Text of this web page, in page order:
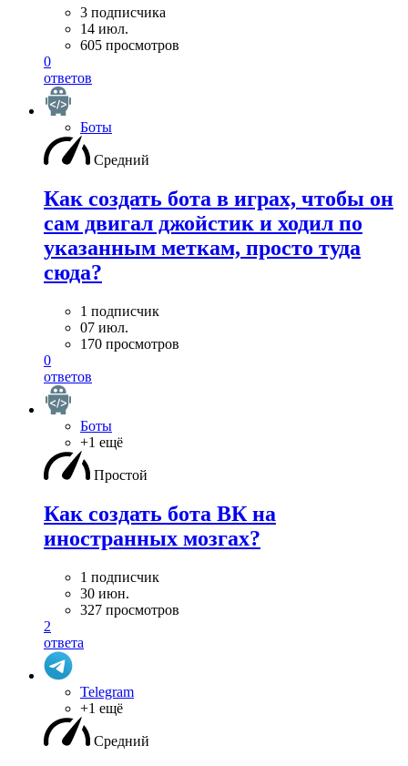
3 подписчика
14 июл.
605 просмотров
0
ответов
Боты
Средний
Как создать бота в играх, чтобы он
сам двигал джойстик и ходил по
указанным меткам, просто туда
сюда?
1 подписчик
07 июл.
170 просмотров
0
ответов
Боты
+1 ещё
Простой
Как создать бота ВК на
иностранных мозгах?
1 подписчик
30 июн.
327 просмотров
2
ответа
Telegram
+1 ещё
Средний